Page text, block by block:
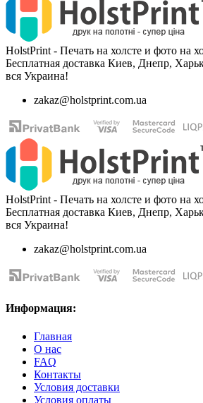
HolstPrint - Печать на холсте и фото на
Бесплатная доставка Киев, Днепр,
вся Украина!
zakaz@holstprint.com.ua
HolstPrint - Печать на холсте и фото на
Бесплатная доставка Киев, Днепр,
вся Украина!
zakaz@holstprint.com.ua
Информация:
Главная
О нас
FAQ
Контакты
Условия доставки
Условия оплаты